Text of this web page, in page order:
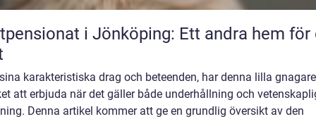
i Jönköping: Ett andra hem för
karakteristiska drag och beteenden, har denna lilla gnagare
att erbjuda när det gäller både underhållning och
Denna artikel kommer att ge en grundlig översikt av den